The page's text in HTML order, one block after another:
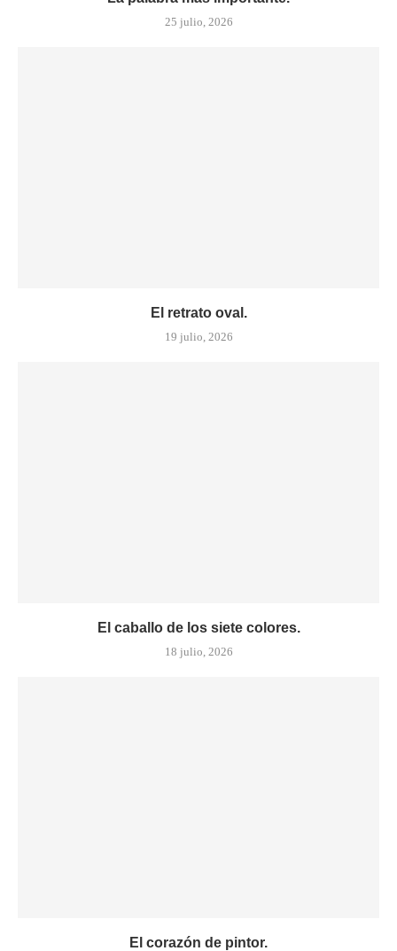
25 julio, 2026
El retrato oval.
19 julio, 2026
El caballo de los siete colores.
18 julio, 2026
El corazón de pintor.